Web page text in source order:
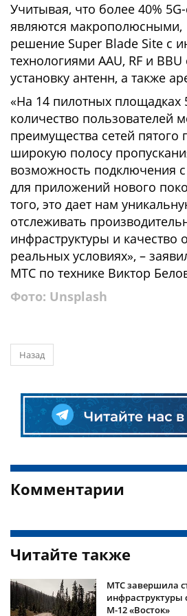
Учитывая, что более 40%
являются макрополюсными,
решение Super Blade Site с
технологиями AAU, RF и BBU
установку антенн, а также
«На 14 пилотных площадках
количество пользователей
преимущества сетей пятого
широкую полосу
возможность подключения
для приложений нового
того, это дает нам
отслеживать
инфраструктуры и качество
реальных условиях», –
МТС по технике Виктор
Фото: Unsplash
Назад
Комментарии
Читайте также
МТС завершила
инфраструктуры
М-12 «Восток»